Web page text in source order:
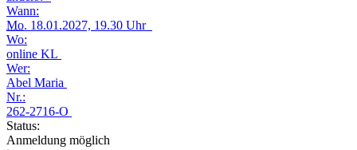
Wann:
Mo. 18.01.2027, 19.30 Uhr
Wo:
online KL
Wer:
Abel Maria
Nr.:
262-2716-O
Status:
Anmeldung möglich